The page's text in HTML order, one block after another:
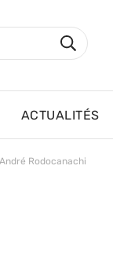
ACTUALITÉS
André Rodocanachi